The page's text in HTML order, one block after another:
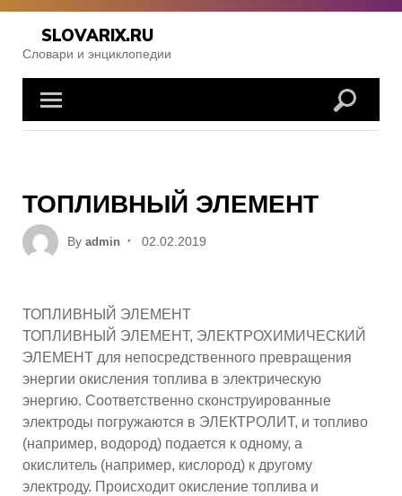
Skip
content
SLOVARIX.RU
Словари и энциклопедии
ТОПЛИВНЫЙ ЭЛЕМЕНТ
By admin
Posted
02.02.2019
ТОПЛИВНЫЙ ЭЛЕМЕНТ
ТОПЛИВНЫЙ ЭЛЕМЕНТ, ЭЛЕКТРОХИМИЧЕСКИЙ
ЭЛЕМЕНТ для непосредственного превращения
энергии окисления топлива в электрическую
энергию. Соответственно сконструированные
электроды погружаются в ЭЛЕКТРОЛИТ, и топливо
(например, водород) подается к одному, а
окислитель (например, кислород) к другому
электроду. Происходит окисление топлива и